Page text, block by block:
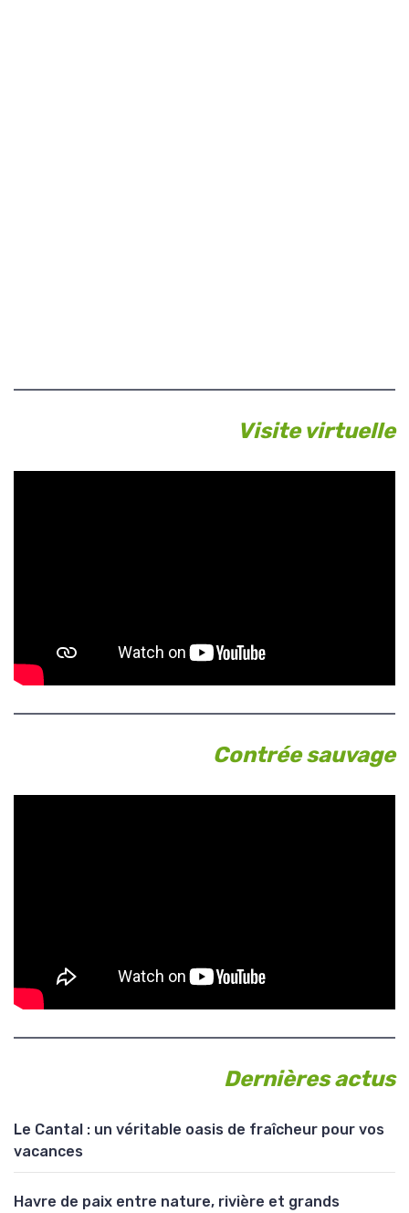
Visite virtuelle
Contrée sauvage
Dernières actus
Le Cantal : un véritable oasis de fraîcheur pour vos
vacances
Havre de paix entre nature, rivière et grands